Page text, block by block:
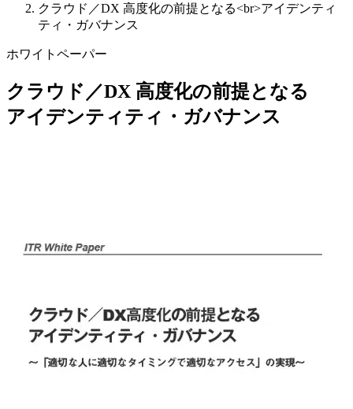
クラウド／DX 高度化の前提となる<br>アイデンティ
ティ・ガバナンス
ホワイトペーパー
クラウド／DX 高度化の前提となる
アイデンティティ・ガバナンス